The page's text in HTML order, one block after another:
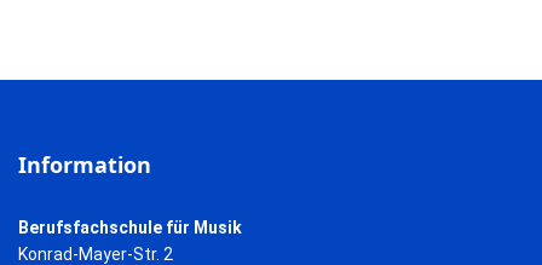
Information
Berufsfachschule für Musik
Konrad-Mayer-Str. 2